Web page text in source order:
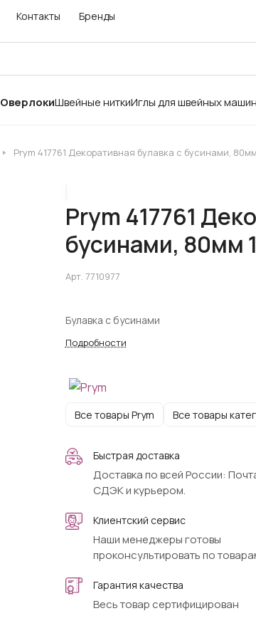
Контакты Бренды
ОверлокиШвейные ниткиИглы для швейных машин
Prym 417761 Декоративная булавка с бусинами,
Prym 417761
бусинами, 80мм
Арт. 7710977
Булавка с бусинами
Подробности
Все товары Prym Все товары
Быстрая доставка
Доставка по всей России:
СДЭК и курьером.
Клиентский сервис
Наши менеджеры готовы
проконсультировать по
Гарантия качества
Весь товар сертифицирован